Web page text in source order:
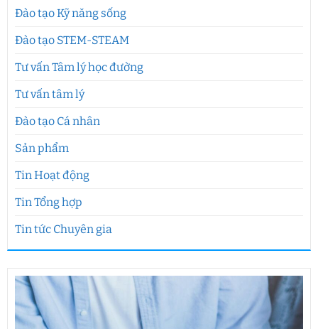
Đào tạo Kỹ năng sống
Đào tạo STEM-STEAM
Tư vấn Tâm lý học đường
Tư vấn tâm lý
Đào tạo Cá nhân
Sản phẩm
Tin Hoạt động
Tin Tổng hợp
Tin tức Chuyên gia